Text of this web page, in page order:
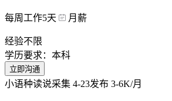
每周工作5天 月薪
经验不限
学历要求：本科
立即沟通
小语种读说采集 4-23发布 3-6K/月